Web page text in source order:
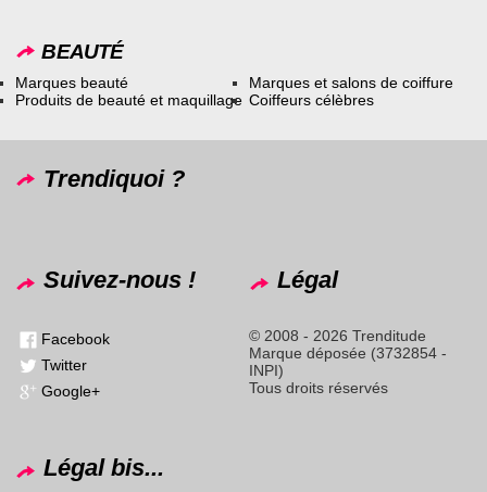
BEAUTÉ
Marques beauté
Produits de beauté et maquillage
Marques et salons de coiffure
Coiffeurs célèbres
Trendiquoi ?
Suivez-nous !
Facebook
Twitter
Google+
Légal
© 2008 - 2026 Trenditude
Marque déposée (3732854 -
INPI)
Tous droits réservés
Légal bis...